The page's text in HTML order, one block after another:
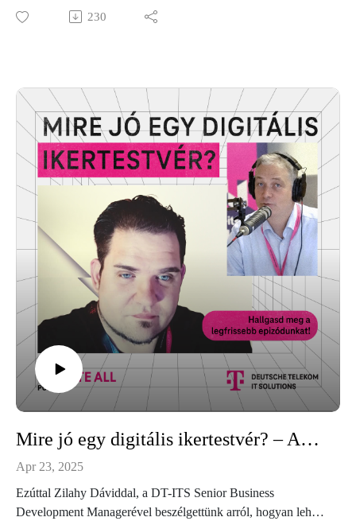
van ebben a DT-ITS magyar csapatának. Wippelhauser
Ildikóval beszélgettünk a mesterséges intelligenciáról, a
epizódját – egészségügy másképp!
230
Mire jó egy digitális ikertestvér? – Az Omniverse-ben nem avatarok vannak, hanem egész gyárak.
Apr 23, 2025
Ezúttal Zilahy Dáviddal, a DT-ITS Senior Business
Development Managerével beszélgettünk arról, hogyan lehet